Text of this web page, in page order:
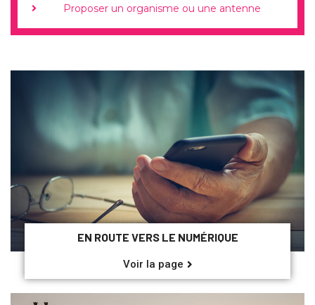
Proposer un organisme ou une antenne
EN ROUTE VERS LE NUMÉRIQUE
Voir la page